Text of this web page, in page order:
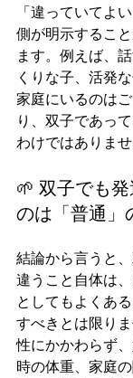
「違っていてよ
側が明示するこ
ます。例えば、
くりな子、活発
家庭にいるのは
り、双子であっ
わけではありませ
🌱 双子でも
のは「普通」
結論から言うと
違うこと自体は
としてもよくあ
すべきとは限り
性にかかわらず
時の体重、家庭